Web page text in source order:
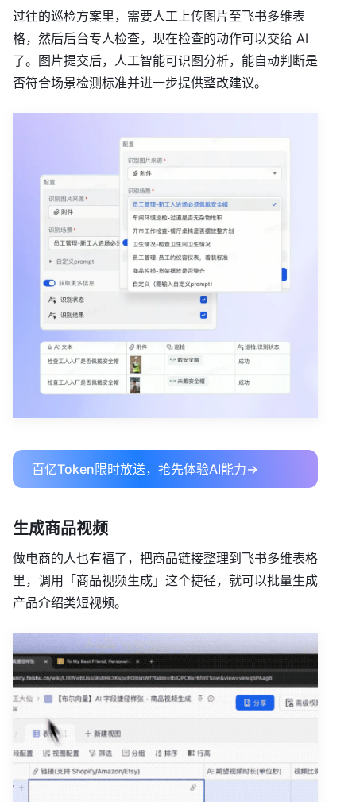
过往的巡检方案里，需要人工上传图片至飞书多维表
格，然后后台专人检查，现在检查的动作可以交给 AI
了。图片提交后，人工智能可识图分析，能自动判断是
否符合场景检测标准并进一步提供整改建议。
百亿Token限时放送，抢先体验AI能力→
生成商品视频
做电商的人也有福了，把商品链接整理到飞书多维表格
里，调用「商品视频生成」这个捷径，就可以批量生成
产品介绍类短视频。